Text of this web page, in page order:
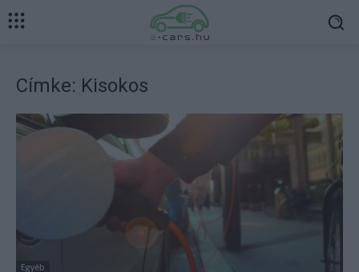
Címke: Kisokos
Egyéb